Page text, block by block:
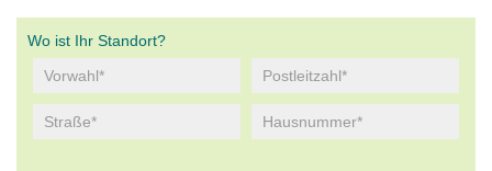
Wo ist Ihr Standort?